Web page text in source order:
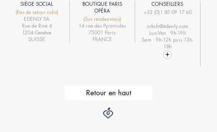
SIÈGE SOCIAL
(Pas de retour colis)
EDENLY SA
Rue de Rive 4
1204 Genève
SUISSE
BOUTIQUE PARIS
OPÉRA
(Sur rendez-vous)
14 rue des Pyramides
75001 Paris
FRANCE
CONSEILLERS
+33 (0)1 85 09 17 60
info-fr@edenly.com
Lun-Ven : 9h-19h
Sam : 9h-12h puis 13h-
18h
Retour en haut